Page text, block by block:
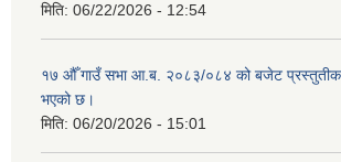
मिति: 06/22/2026 - 12:54
१७ औँ गाउँ सभा आ.ब. २०८३/०८४ को बजेट
भएको छ।
मिति: 06/20/2026 - 15:01